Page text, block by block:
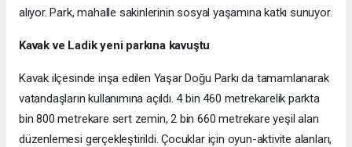
alıyor. Park, mahalle sakinlerinin sosyal yaşamına katkı sunuyor.
Kavak ve Ladik yeni parkına kavuştu
Kavak ilçesinde inşa edilen Yaşar Doğu Parkı da tamamlanarak
vatandaşların kullanımına açıldı. 4 bin 460 metrekarelik parkta
bin 800 metrekare sert zemin, 2 bin 660 metrekare yeşil alan
düzenlemesi gerçekleştirildi. Çocuklar için oyun-aktivite alanları,